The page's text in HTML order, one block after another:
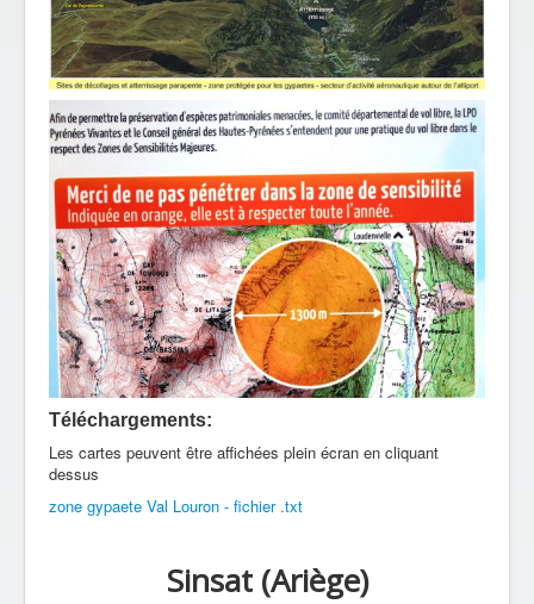
Téléchargements:
Les cartes peuvent être affichées plein écran en cliquant
dessus
zone gypaete Val Louron - fichier .txt
Sinsat (Ariège)